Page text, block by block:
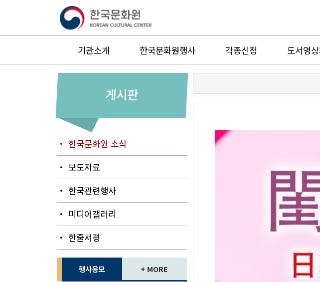
기관소개 한국문화원행사 각종신청 도서영
게시판
・ 한국문화원 소식
・ 보도자료
・ 한국관련행사
・ 미디어갤러리
・ 한줄서평
행사응모 + MORE